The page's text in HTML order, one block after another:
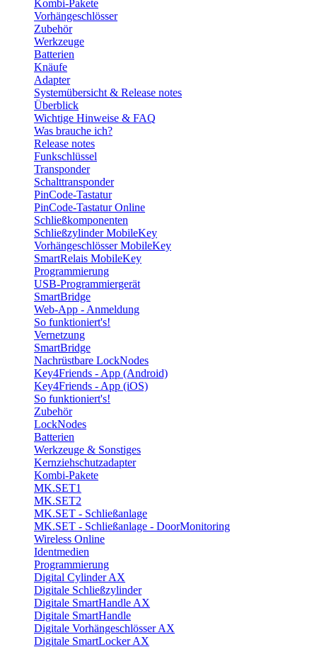
Kombi-Pakete
Vorhängeschlösser
Zubehör
Werkzeuge
Batterien
Knäufe
Adapter
Systemübersicht & Release notes
Überblick
Wichtige Hinweise & FAQ
Was brauche ich?
Release notes
Funkschlüssel
Transponder
Schalttransponder
PinCode-Tastatur
PinCode-Tastatur Online
Schließkomponenten
Schließzylinder MobileKey
Vorhängeschlösser MobileKey
SmartRelais MobileKey
Programmierung
USB-Programmiergerät
SmartBridge
Web-App - Anmeldung
So funktioniert's!
Vernetzung
SmartBridge
Nachrüstbare LockNodes
Key4Friends - App (Android)
Key4Friends - App (iOS)
So funktioniert's!
Zubehör
LockNodes
Batterien
Werkzeuge & Sonstiges
Kernziehschutzadapter
Kombi-Pakete
MK.SET1
MK.SET2
MK.SET - Schließanlage
MK.SET - Schließanlage - DoorMonitoring
Wireless Online
Identmedien
Programmierung
Digital Cylinder AX
Digitale Schließzylinder
Digitale SmartHandle AX
Digitale SmartHandle
Digitale Vorhängeschlösser AX
Digitale SmartLocker AX